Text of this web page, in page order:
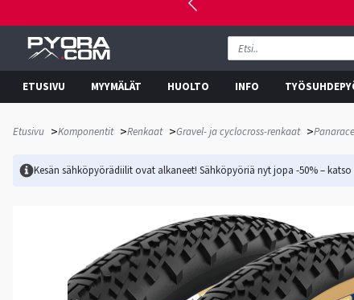
ETUSIVU MYYMÄLÄT HUOLTO INFO
Etusivu >Komponentit >Renkaat >Gravel- ja cyclocross-renkaat >
Kesän sähköpyörädiilit ovat alkaneet! Sähköpyöriä nyt jopa -50% –